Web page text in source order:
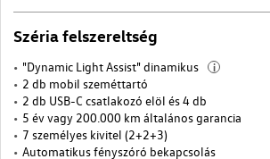
Széria felszereltség
"Dynamic Light Assist" dinamikus i
2 db mobil szeméttartó
2 db USB-C csatlakozó elöl és 4 db
5 év vagy 200.000 km általános garancia
7 személyes kivitel (2+2+3)
Automatikus fényszóró bekapcsolás